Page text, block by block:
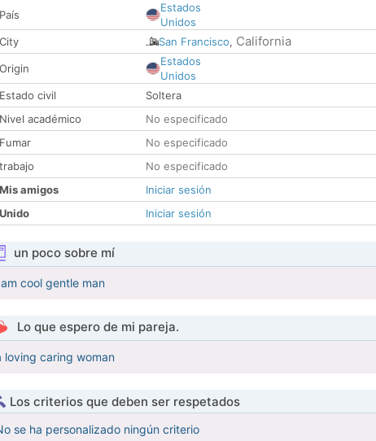
País
Estados
Unidos
City
San Francisco, California
Origin
Estados
Unidos
Estado civil
Soltera
Nivel académico
No especificado
Fumar
No especificado
trabajo
No especificado
Mis amigos
Iniciar sesión
Unido
Iniciar sesión
un poco sobre mí
cool gentle man
Lo que espero de mi pareja.
loving caring woman
Los criterios que deben ser respetados
se ha personalizado ningún criterio